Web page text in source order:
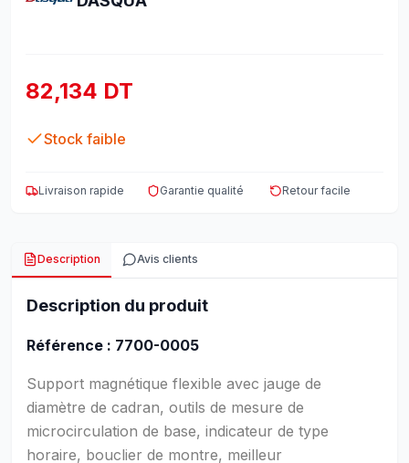
82,134 DT
Stock faible
Livraison rapide Garantie qualité Retour facile
Description Avis clients
Description du produit
Référence : 7700-0005
Support magnétique flexible avec jauge de
diamètre de cadran, outils de mesure de
microcirculation de base, indicateur de type
horaire, bouclier de montre, meilleur